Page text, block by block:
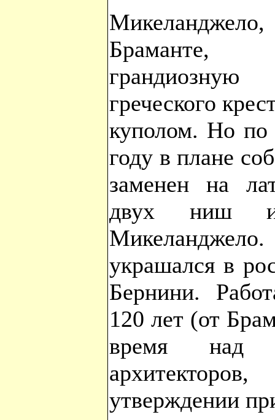
Браманте,
греческого
куполом. Но по
году в плане
заменен на
двух ниш
украшался в
Бернини.
120 лет (от
время над
утверждении